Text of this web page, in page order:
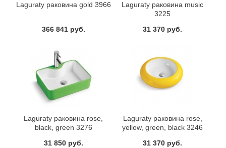
Laguraty раковина gold 3966
366 841 руб.
Laguraty раковина music
3225
31 370 руб.
Laguraty раковина rose,
black, green 3276
31 850 руб.
Laguraty раковина rose,
yellow, green, black 3246
31 370 руб.